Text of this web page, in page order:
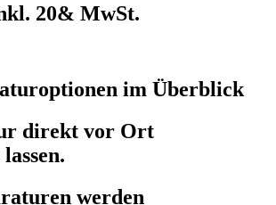
20& MwSt.
im Überblick
direkt vor Ort
werden